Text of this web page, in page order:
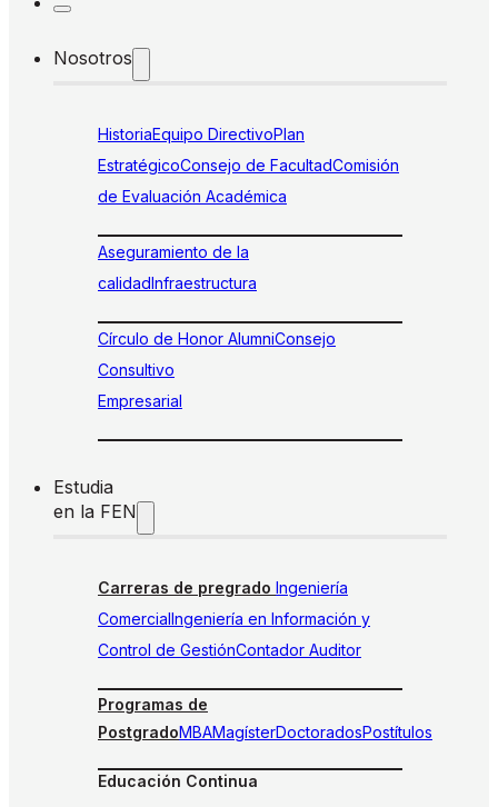
Nosotros
HistoriaEquipo DirectivoPlan
EstratégicoConsejo de FacultadComisión
de Evaluación Académica
Aseguramiento de la
calidadInfraestructura
Círculo de Honor AlumniConsejo
Consultivo
Empresarial
Estudia
en la FEN
Carreras de pregrado Ingeniería
ComercialIngeniería en Información y
Control de GestiónContador Auditor
Programas de
PostgradoMBAMagísterDoctoradosPostítulos
Educación Continua